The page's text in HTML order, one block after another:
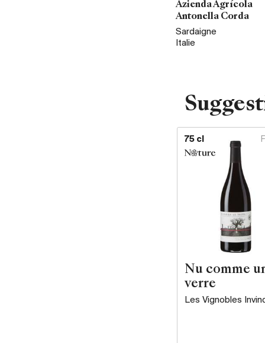
Azienda Agrícola
Antonella Corda
Sardaigne
Italie
75 cl
Nu comme
verre
Les Vignobles